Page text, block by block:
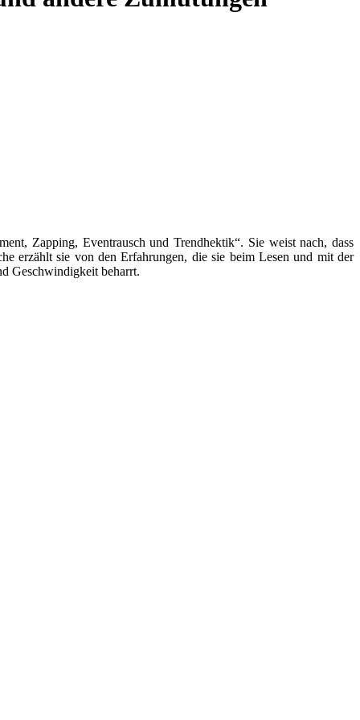
Zapping, Eventrausch und Trendhektik“. Sie weist nach, dass
erzählt sie von den Erfahrungen, die sie beim Lesen und mit der
Geschwindigkeit beharrt.